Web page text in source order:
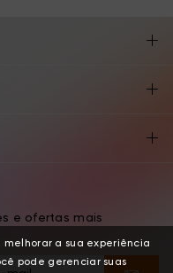
e ofertas mais
melhorar a sua experiência
pode gerenciar suas